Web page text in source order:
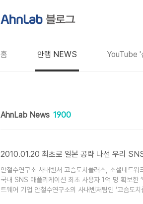
홈 안랩 NEWS YouTube '
AhnLab News 1900
2010.01.20 최초로 일본 공략 나선 우리
안철수연구소 사내벤처 고슴도치플러스, 소셜네트
국내 SNS 애플리케이션 최초 사용자 1억 명 확보한
트웨어 기업 안철수연구소의 사내벤처팀인 ‘고슴도